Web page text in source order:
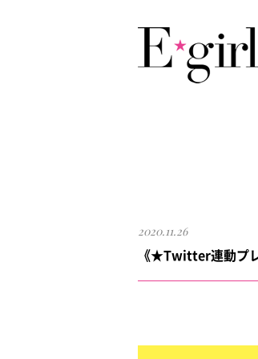
2020.11.26
《★Twitter連動プ